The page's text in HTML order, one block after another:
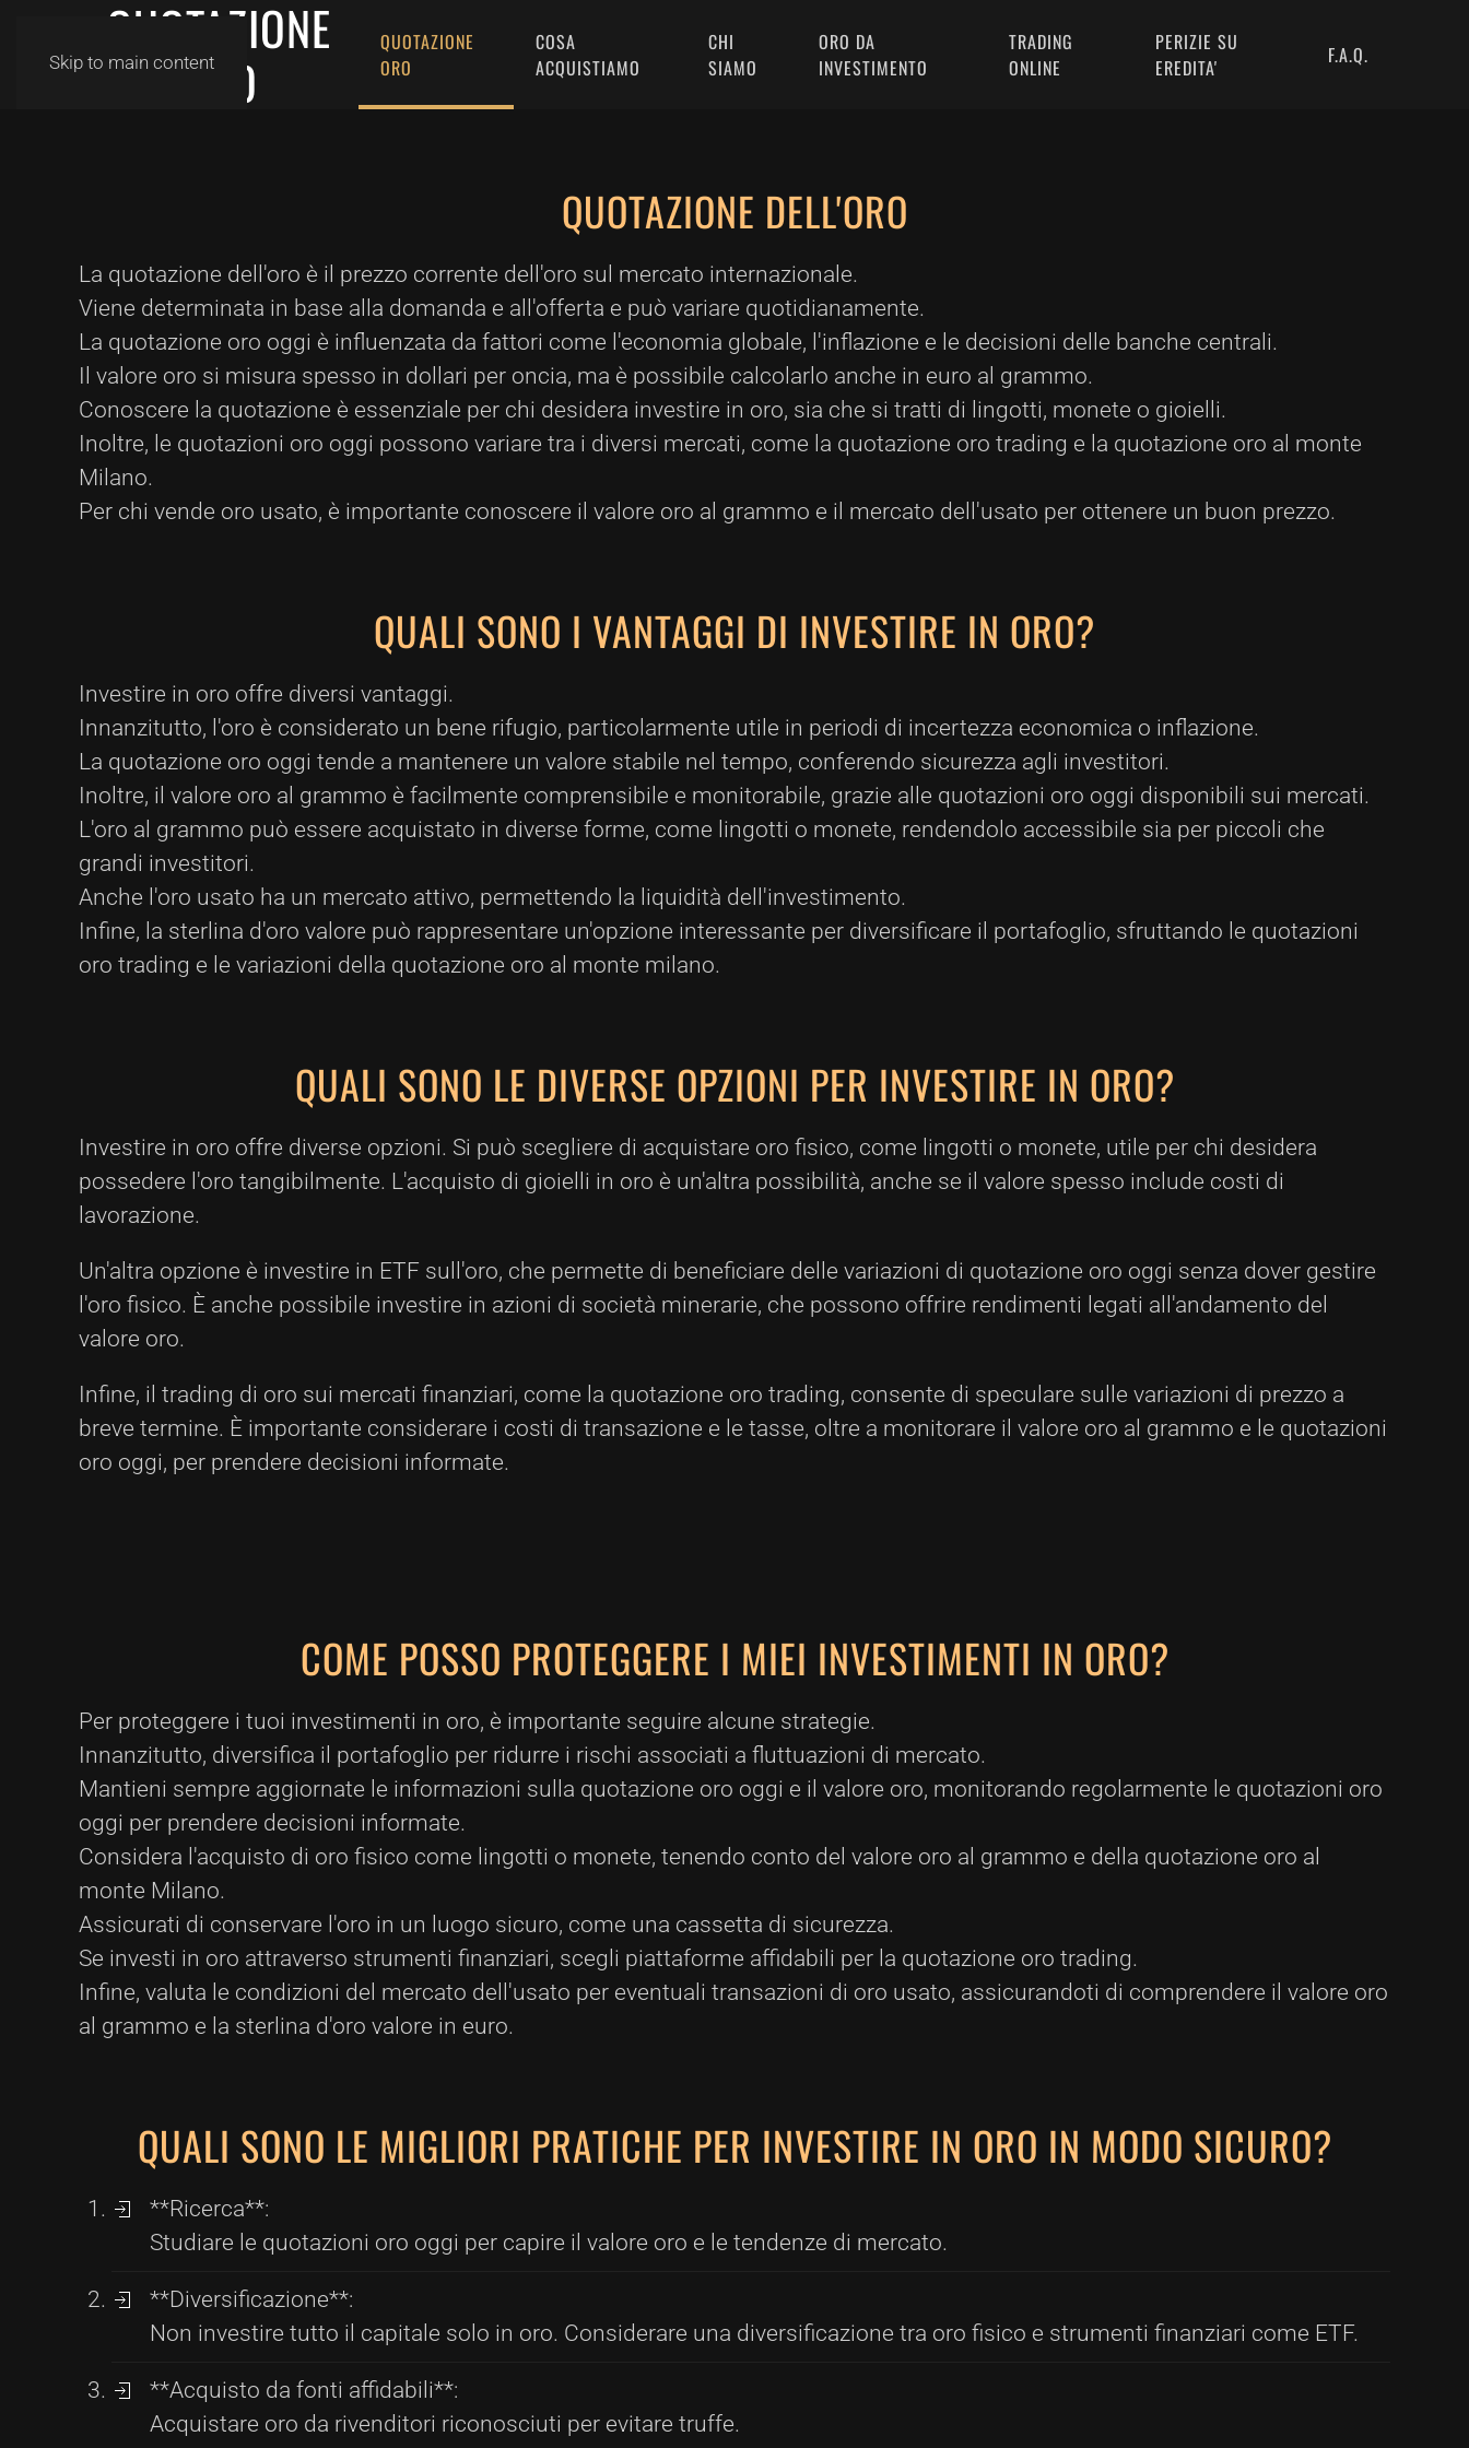
Skip to main content
QUOTAZIONE
ORO
QUOTAZIONE
ORO
COSA
ACQUISTIAMO
CHI
SIAMO
ORO DA
INVESTIMENTO
TRADING
ONLINE
PERIZIE SU
EREDITA'
F.A.Q.
QUOTAZIONE DELL'ORO
La quotazione dell'oro è il prezzo corrente dell'oro sul mercato internazionale.
Viene determinata in base alla domanda e all'offerta e può variare quotidianamente.
La quotazione oro oggi è influenzata da fattori come l'economia globale, l'inflazione e le decisioni delle banche centrali.
Il valore oro si misura spesso in dollari per oncia, ma è possibile calcolarlo anche in euro al grammo.
Conoscere la quotazione è essenziale per chi desidera investire in oro, sia che si tratti di lingotti, monete o gioielli.
Inoltre, le quotazioni oro oggi possono variare tra i diversi mercati, come la quotazione oro trading e la quotazione oro al monte
Milano.
Per chi vende oro usato, è importante conoscere il valore oro al grammo e il mercato dell'usato per ottenere un buon prezzo.
QUALI SONO I VANTAGGI DI INVESTIRE IN ORO?
Investire in oro offre diversi vantaggi.
Innanzitutto, l'oro è considerato un bene rifugio, particolarmente utile in periodi di incertezza economica o inflazione.
La quotazione oro oggi tende a mantenere un valore stabile nel tempo, conferendo sicurezza agli investitori.
Inoltre, il valore oro al grammo è facilmente comprensibile e monitorabile, grazie alle quotazioni oro oggi disponibili sui mercati.
L'oro al grammo può essere acquistato in diverse forme, come lingotti o monete, rendendolo accessibile sia per piccoli che
grandi investitori.
Anche l'oro usato ha un mercato attivo, permettendo la liquidità dell'investimento.
Infine, la sterlina d'oro valore può rappresentare un'opzione interessante per diversificare il portafoglio, sfruttando le quotazioni
oro trading e le variazioni della quotazione oro al monte milano.
QUALI SONO LE DIVERSE OPZIONI PER INVESTIRE IN ORO?
Investire in oro offre diverse opzioni. Si può scegliere di acquistare oro fisico, come lingotti o monete, utile per chi desidera
possedere l'oro tangibilmente. L'acquisto di gioielli in oro è un'altra possibilità, anche se il valore spesso include costi di
lavorazione.
Un'altra opzione è investire in ETF sull'oro, che permette di beneficiare delle variazioni di quotazione oro oggi senza dover gestire
l'oro fisico. È anche possibile investire in azioni di società minerarie, che possono offrire rendimenti legati all'andamento del
valore oro.
Infine, il trading di oro sui mercati finanziari, come la quotazione oro trading, consente di speculare sulle variazioni di prezzo a
breve termine. È importante considerare i costi di transazione e le tasse, oltre a monitorare il valore oro al grammo e le quotazioni
oro oggi, per prendere decisioni informate.
COME POSSO PROTEGGERE I MIEI INVESTIMENTI IN ORO?
Per proteggere i tuoi investimenti in oro, è importante seguire alcune strategie.
Innanzitutto, diversifica il portafoglio per ridurre i rischi associati a fluttuazioni di mercato.
Mantieni sempre aggiornate le informazioni sulla quotazione oro oggi e il valore oro, monitorando regolarmente le quotazioni oro
oggi per prendere decisioni informate.
Considera l'acquisto di oro fisico come lingotti o monete, tenendo conto del valore oro al grammo e della quotazione oro al
monte Milano.
Assicurati di conservare l'oro in un luogo sicuro, come una cassetta di sicurezza.
Se investi in oro attraverso strumenti finanziari, scegli piattaforme affidabili per la quotazione oro trading.
Infine, valuta le condizioni del mercato dell'usato per eventuali transazioni di oro usato, assicurandoti di comprendere il valore oro
al grammo e la sterlina d'oro valore in euro.
QUALI SONO LE MIGLIORI PRATICHE PER INVESTIRE IN ORO IN MODO SICURO?
**Ricerca**:
Studiare le quotazioni oro oggi per capire il valore oro e le tendenze di mercato.
**Diversificazione**:
Non investire tutto il capitale solo in oro. Considerare una diversificazione tra oro fisico e strumenti finanziari come ETF.
**Acquisto da fonti affidabili**:
Acquistare oro da rivenditori riconosciuti per evitare truffe.